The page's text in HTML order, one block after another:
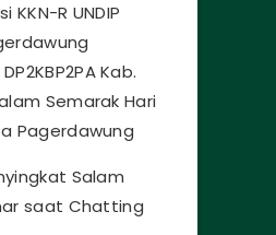
KKN-R UNDIP
Kab.
Semarak Hari
Pagerdawung
Salam
saat Chatting